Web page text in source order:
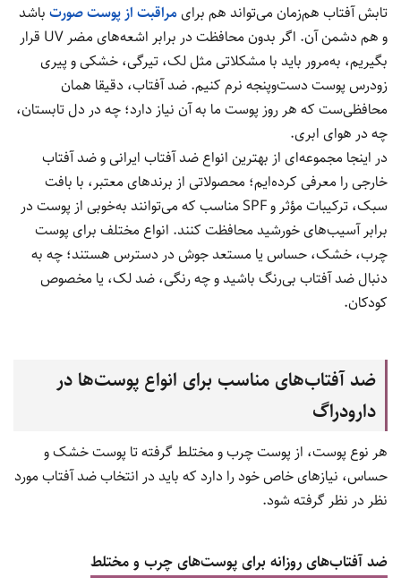
تابش آفتاب هم‌زمان می‌تواند هم برایمراقبت از پوست صورت باشد
و هم دشمن آن. اگر بدون محافظت در برابر اشعه‌های مضر UV قرار
بگیریم، به‌مرور باید با مشکلاتی مثل لک، تیرگی، خشکی و پیری
زودرس پوست دست‌وپنجه نرم کنیم. ضد آفتاب‌، دقیقا همان
محافظی‌ست که هر روز پوست ما به آن نیاز دارد؛ چه در دل تابستان،
چه در هوای ابری.
در اینجا مجموعه‌ای از بهترین انواع ضد آفتاب ایرانی و ضد آفتاب
خارجی را معرفی کرده‌ایم؛ محصولاتی از برندهای معتبر، با بافت
سبک، ترکیبات مؤثر و SPF مناسب که می‌توانند به‌خوبی از پوست در
برابر آسیب‌های خورشید محافظت کنند. انواع مختلف برای پوست
چرب، خشک، حساس یا مستعد جوش در دسترس هستند؛ چه به
دنبال ضد آفتاب بی‌رنگ باشید و چه رنگی، ضد لک، یا مخصوص
کودکان.
ضد آفتاب‌های مناسب برای انواع پوست‌ها در
دارودراگ
هر نوع پوست، از پوست چرب و مختلط گرفته تا پوست خشک و
حساس، نیازهای خاص خود را دارد که باید در انتخاب ضد آفتاب مورد
نظر در نظر گرفته شود.
ضد آفتاب‌های روزانه برای پوست‌های چرب و مختلط